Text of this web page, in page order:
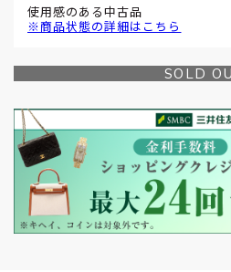
使用感のある中古品
※商品状態の詳細はこちら
SOLD